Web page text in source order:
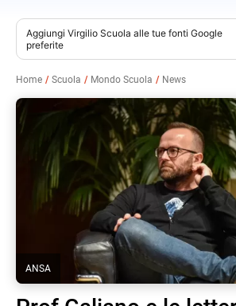
contenuto
Aggiungi Virgilio Scuola alle tue fonti Google
preferite
Home Scuola Mondo Scuola News
ANSA